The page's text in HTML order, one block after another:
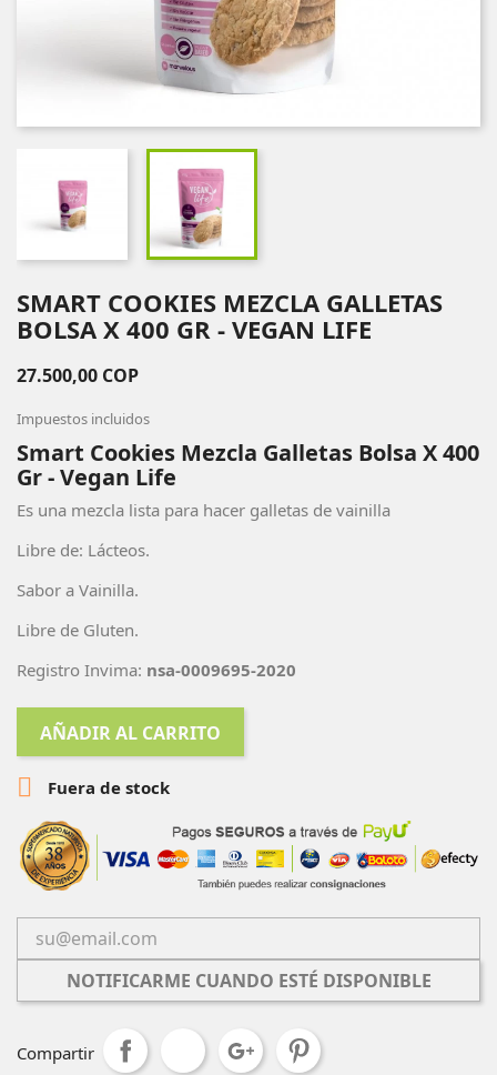
SMART COOKIES MEZCLA GALLETAS
BOLSA X 400 GR - VEGAN LIFE
27.500,00 COP
Impuestos incluidos
Smart Cookies Mezcla Galletas Bolsa X 400
Gr - Vegan Life
Es una mezcla lista para hacer galletas de vainilla
Libre de: Lácteos.
Sabor a Vainilla.
Libre de Gluten.
Registro Invima: nsa-0009695-2020
AÑADIR AL CARRITO
 Fuera de stock
NOTIFICARME CUANDO ESTÉ DISPONIBLE
Compartir